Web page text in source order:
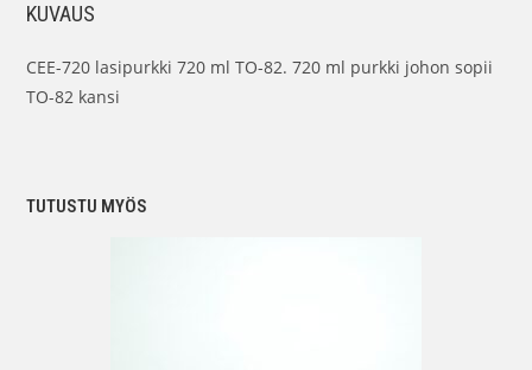
KUVAUS
CEE-720 lasipurkki 720 ml TO-82. 720 ml purkki johon sopii
TO-82 kansi
TUTUSTU MYÖS